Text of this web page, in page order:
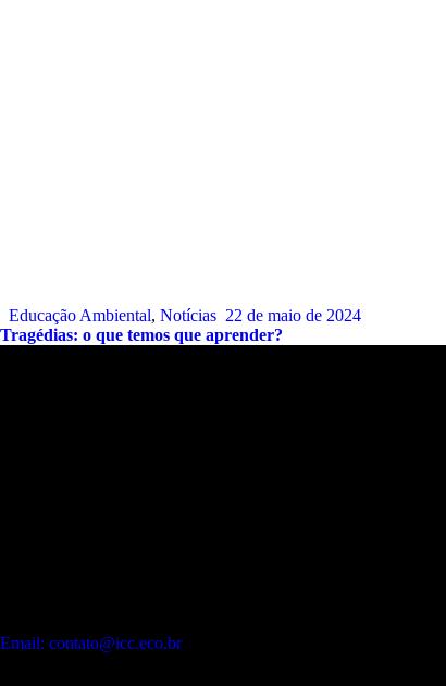
Educação Ambiental, Notícias 22 de maio de 2024
Tragédias: o que temos que aprender?
Email: contato@icc.eco.br